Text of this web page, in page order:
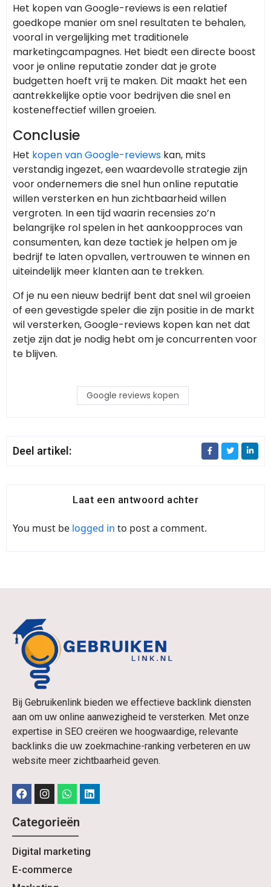
Het kopen van Google-reviews is een relatief
goedkope manier om snel resultaten te behalen,
vooral in vergelijking met traditionele
marketingcampagnes. Het biedt een directe boost
voor je online reputatie zonder dat je grote
budgetten hoeft vrij te maken. Dit maakt het een
aantrekkelijke optie voor bedrijven die snel en
kosteneffectief willen groeien.
Conclusie
Het kopen van Google-reviews kan, mits
verstandig ingezet, een waardevolle strategie zijn
voor ondernemers die snel hun online reputatie
willen versterken en hun zichtbaarheid willen
vergroten. In een tijd waarin recensies zo’n
belangrijke rol spelen in het aankoopproces van
consumenten, kan deze tactiek je helpen om je
bedrijf te laten opvallen, vertrouwen te winnen en
uiteindelijk meer klanten aan te trekken.
Of je nu een nieuw bedrijf bent dat snel wil groeien
of een gevestigde speler die zijn positie in de markt
wil versterken, Google-reviews kopen kan net dat
zetje zijn dat je nodig hebt om je concurrenten voor
te blijven.
Google reviews kopen
Deel artikel:
Laat een antwoord achter
You must be logged in to post a comment.
Bij Gebruikenlink bieden we effectieve backlink diensten
aan om uw online aanwezigheid te versterken. Met onze
expertise in SEO creëren we hoogwaardige, relevante
backlinks die uw zoekmachine-ranking verbeteren en uw
website meer zichtbaarheid geven.
Categorieën
Digital marketing
E-commerce